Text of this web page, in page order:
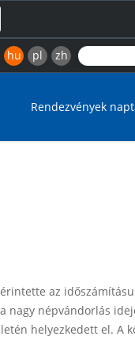
hu pl zh
Rendezvények
az
a nagy népvándorlás
helyezkedett el. A